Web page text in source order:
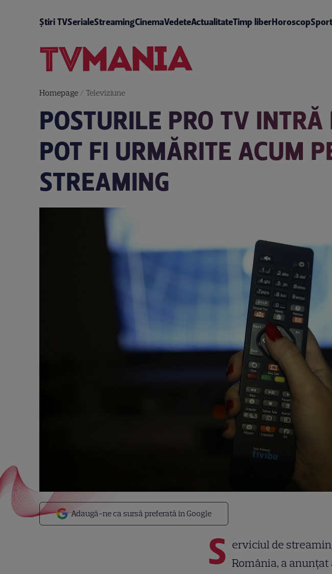
Știri TVSerialeStreamingCinemaVedeteActualitateTimp liberHoroscopSport
Homepage/ Televiziune
POSTURILE PRO TV
POT FI URMĂRITE ACUM
STREAMING
Adaugă-ne ca sursă preferată în Google
S erviciul de
România, a